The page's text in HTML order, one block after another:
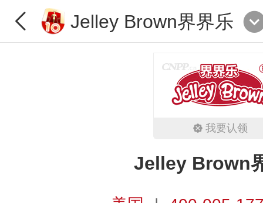
Jelley Brown界界乐
我要认领
Jelley Brown